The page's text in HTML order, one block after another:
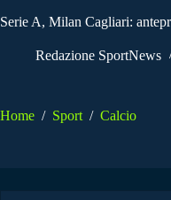
Serie A, Milan Cagliari:
Redazione SportNews
Home / Sport / Calcio